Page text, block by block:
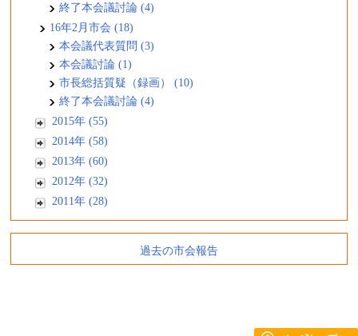
終了本会議討論 (4)
16年2月市会 (18)
本会議代表質問 (3)
本会議討論 (1)
市長総括質疑（録画） (10)
終了本会議討論 (4)
2015年 (55)
2014年 (58)
2013年 (60)
2012年 (32)
2011年 (28)
過去の市会報告